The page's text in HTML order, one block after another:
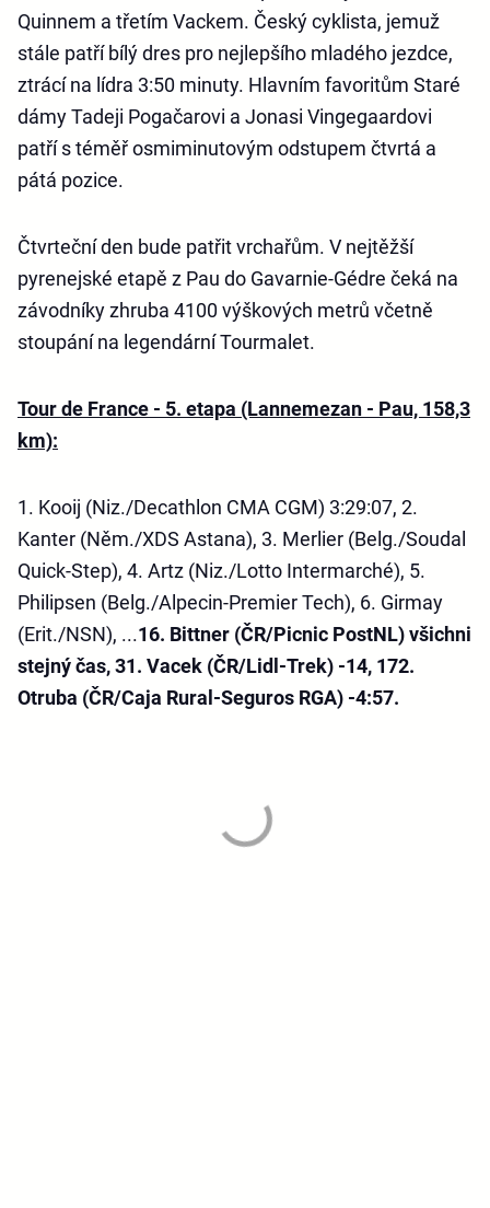
Quinnem a třetím Vackem. Český cyklista, jemuž
stále patří bílý dres pro nejlepšího mladého jezdce,
ztrácí na lídra 3:50 minuty. Hlavním favoritům Staré
dámy Tadeji Pogačarovi a Jonasi Vingegaardovi
patří s téměř osmiminutovým odstupem čtvrtá a
pátá pozice.
Čtvrteční den bude patřit vrchařům. V nejtěžší
pyrenejské etapě z Pau do Gavarnie-Gédre čeká na
závodníky zhruba 4100 výškových metrů včetně
stoupání na legendární Tourmalet.
Tour de France - 5. etapa (Lannemezan - Pau, 158,3
km):
1. Kooij (Niz./Decathlon CMA CGM) 3:29:07, 2.
Kanter (Něm./XDS Astana), 3. Merlier (Belg./Soudal
Quick-Step), 4. Artz (Niz./Lotto Intermarché), 5.
Philipsen (Belg./Alpecin-Premier Tech), 6. Girmay
(Erit./NSN), ...16. Bittner (ČR/Picnic PostNL) všichni
stejný čas, 31. Vacek (ČR/Lidl-Trek) -14, 172.
Otruba (ČR/Caja Rural-Seguros RGA) -4:57.